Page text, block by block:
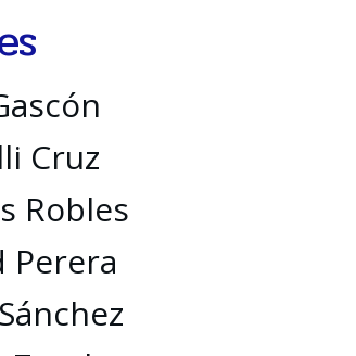
Cruz
Robles
Perera